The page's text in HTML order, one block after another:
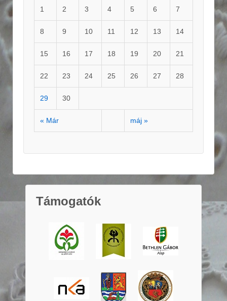
« Már máj »
1 2 3 4 5 6 7
8 9 10 11 12 13 14
15 16 17 18 19 20 21
22 23 24 25 26 27 28
29 30
Támogatók